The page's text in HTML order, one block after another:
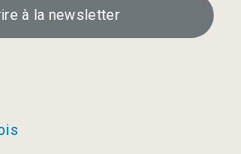
à la newsletter